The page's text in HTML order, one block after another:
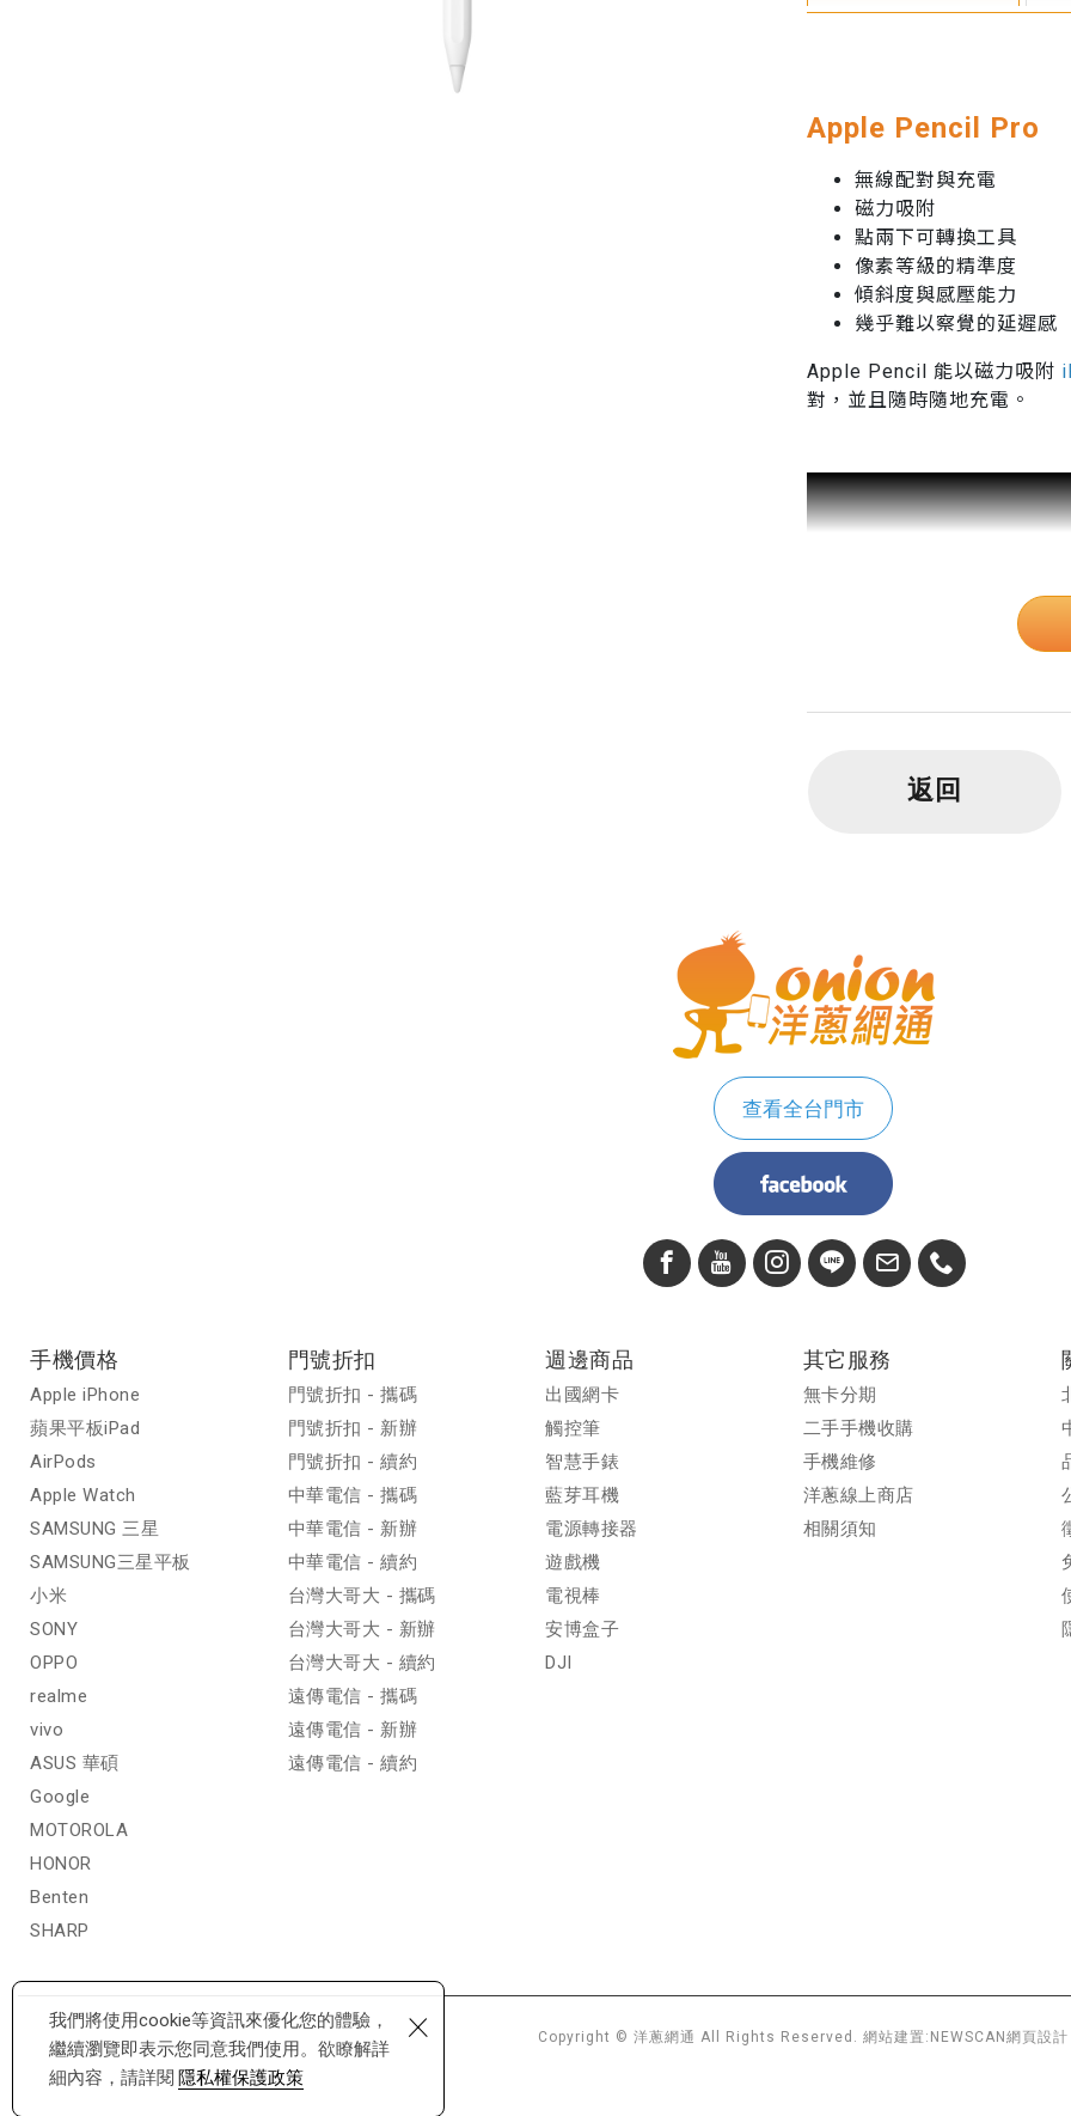
我們將使用cookie等資訊來優化您的體驗，
繼續瀏覽即表示您同意我們使用。欲瞭解詳
細內容，請詳閱 隱私權保護政策
×
Apple Pencil Pro
無線配對與充電
磁力吸附
點兩下可轉換工具
像素等級的精準度
傾斜度與感壓能力
幾乎難以察覺的延遲感
Apple Pencil 能以磁力吸附
對，並且隨時隨地充電。
【最甘心的價格，洋蔥網通
會感動落淚的手機專賣店
中部最佳連鎖通訊，手機價
就是要給中部地區的民眾一
戶感受體會開心到落淚的感動
保證：手機全新未拆封
保證：原廠保固一年
保證：
洋蔥網通實體門市據點查詢
返回
查看全台門市
手機價格
Apple iPhone
蘋果平板iPad
AirPods
Apple Watch
SAMSUNG 三星
SAMSUNG三星平板
小米
SONY
OPPO
realme
vivo
ASUS 華碩
Google
MOTOROLA
HONOR
Benten
SHARP
門號折扣
門號折扣 - 攜碼
門號折扣 - 新辦
門號折扣 - 續約
中華電信 - 攜碼
中華電信 - 新辦
中華電信 - 續約
台灣大哥大 - 攜碼
台灣大哥大 - 新辦
台灣大哥大 - 續約
遠傳電信 - 攜碼
遠傳電信 - 新辦
遠傳電信 - 續約
週邊商品
出國網卡
觸控筆
智慧手錶
藍芽耳機
電源轉接器
遊戲機
電視棒
安博盒子
DJI
其它服務
無卡分期
二手手機收購
手機維修
洋蔥線上商店
相關須知
Copyright © 洋蔥網通 All Rights Reserved. 網站建置: NEWSCAN網頁設計